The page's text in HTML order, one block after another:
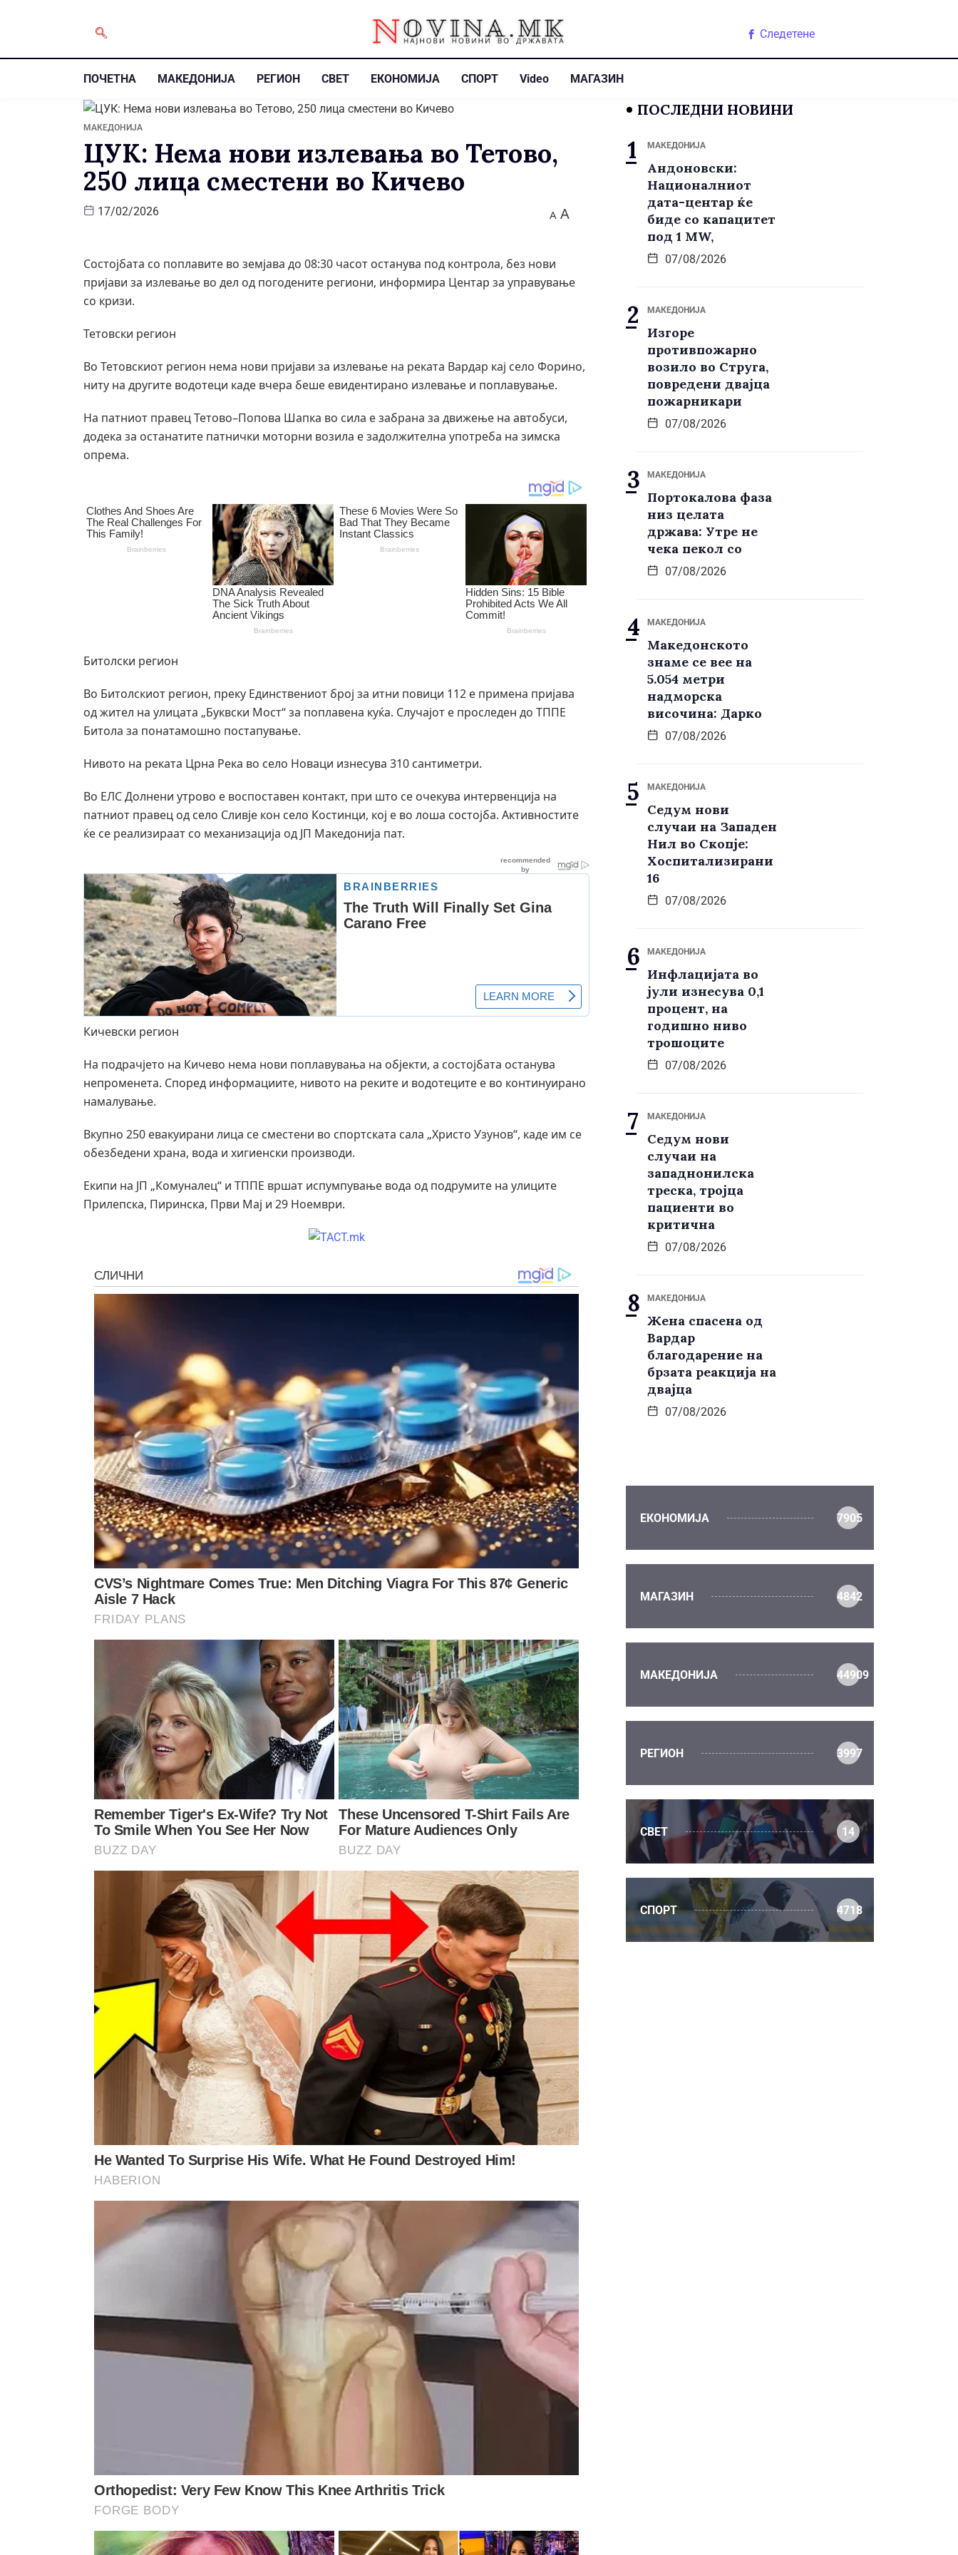
Следетене
ПОЧЕТНА МАКЕДОНИЈА РЕГИОН СВЕТ ЕКОНОМИЈА СПОРТ Video МАГАЗИН
МАКЕДОНИЈА
ЦУК: Нема нови излевања во Тетово,
250 лица сместени во Кичево
17/02/2026 A A
Состојбата со поплавите во земјава до 08:30 часот останува под контрола, без нови
пријави за излевање во дел од погодените региони, информира Центар за управување
со кризи.
Тетовски регион
Во Тетовскиот регион нема нови пријави за излевање на реката Вардар кај село Форино,
ниту на другите водотеци каде вчера беше евидентирано излевање и поплавување.
На патниот правец Тетово–Попова Шапка во сила е забрана за движење на автобуси,
додека за останатите патнички моторни возила е задолжителна употреба на зимска
опрема.
Битолски регион
Во Битолскиот регион, преку Единствениот број за итни повици 112 е примена пријава
од жител на улицата „Буквски Мост“ за поплавена куќа. Случајот е проследен до ТППЕ
Битола за понатамошно постапување.
Нивото на реката Црна Река во село Новаци изнесува 310 сантиметри.
Во ЕЛС Долнени утрово е воспоставен контакт, при што се очекува интервенција на
патниот правец од село Сливје кон село Костинци, кој е во лоша состојба. Активностите
ќе се реализираат со механизација од ЈП Македонија пат.
Кичевски регион
На подрачјето на Кичево нема нови поплавувања на објекти, а состојбата останува
непроменета. Според информациите, нивото на реките и водотеците е во континуирано
намалување.
Вкупно 250 евакуирани лица се сместени во спортската сала „Христо Узунов“, каде им се
обезбедени храна, вода и хигиенски производи.
Екипи на ЈП „Комуналец“ и ТППЕ вршат испумпување вода од подрумите на улиците
Прилепска, Пиринска, Први Мај и 29 Ноември.
ПОСЛЕДНИ НОВИНИ
МАКЕДОНИЈА
Андоновски:
Националниот
дата-центар ќе
биде со капацитет
под 1 MW,
07/08/2026
МАКЕДОНИЈА
Изгоре
противпожарно
возило во Струга,
повредени двајца
пожарникари
07/08/2026
МАКЕДОНИЈА
Портокалова фаза
низ целата
држава: Утре не
чека пекол со
07/08/2026
МАКЕДОНИЈА
Македонското
знаме се вее на
5.054 метри
надморска
височина: Дарко
07/08/2026
МАКЕДОНИЈА
Седум нови
случаи на Западен
Нил во Скопје:
Хоспитализирани
16
07/08/2026
МАКЕДОНИЈА
Инфлацијата во
јули изнесува 0,1
процент, на
годишно ниво
трошоците
07/08/2026
МАКЕДОНИЈА
Седум нови
случаи на
западнонилска
треска, тројца
пациенти во
критична
07/08/2026
МАКЕДОНИЈА
Жена спасена од
Вардар
благодарение на
брзата реакција на
двајца
07/08/2026
ЕКОНОМИЈА 7905
МАГАЗИН 4842
МАКЕДОНИЈА 44909
РЕГИОН 3997
СВЕТ 14
СПОРТ 4718